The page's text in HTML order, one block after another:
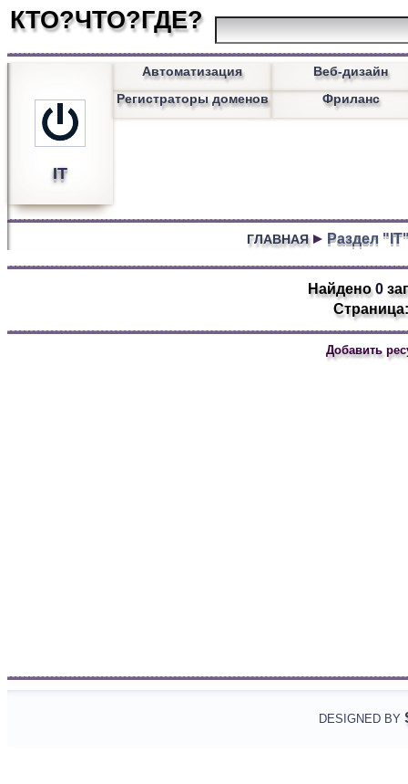
КТО?ЧТО?ГДЕ?
IT
Автоматизация
Веб-дизайн
Регистраторы доменов
Фриланс
ГЛАВНАЯ Раздел
Найдено0
Добавить
DESIGNED BY